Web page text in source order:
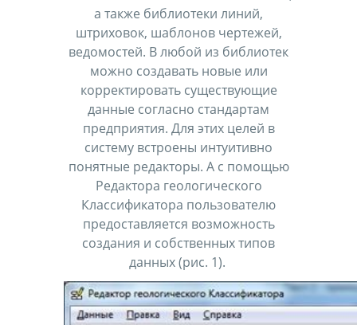
а также библиотеки линий,
штриховок, шаблонов чертежей,
ведомостей. В любой из библиотек
можно создавать новые или
корректировать существующие
данные согласно стандартам
предприятия. Для этих целей в
систему встроены интуитивно
понятные редакторы. А с помощью
Редактора геологического
Классификатора пользователю
предоставляется возможность
создания и собственных типов
данных (рис. 1).